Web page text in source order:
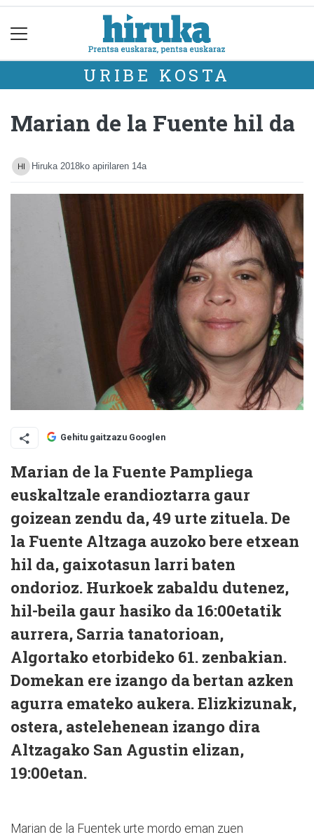
URIBE KOSTA
Marian de la Fuente hil da
Hiruka 2018ko apirilaren 14a
Gehitu gaitzazu Googlen
Marian de la Fuente Pampliega
euskaltzale erandioztarra gaur
goizean zendu da, 49 urte zituela. De
la Fuente Altzaga auzoko bere etxean
hil da, gaixotasun larri baten
ondorioz. Hurkoek zabaldu dutenez,
hil-beila gaur hasiko da 16:00etatik
aurrera, Sarria tanatorioan,
Algortako etorbideko 61. zenbakian.
Domekan ere izango da bertan azken
agurra emateko aukera. Elizkizunak,
ostera, astelehenean izango dira
Altzagako San Agustin elizan,
19:00etan.
Marian de la Fuentek urte mordo eman zuen